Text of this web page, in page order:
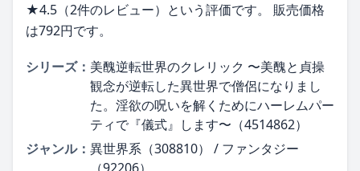
★4.5（2件のレビュー）という評価です。 販売価格
は792円です。
シリーズ： 美醜逆転世界のクレリック 〜美醜と貞操
観念が逆転した異世界で僧侶になりまし
た。淫欲の呪いを解くためにハーレムパー
ティで『儀式』します〜（4514862）
ジャンル： 異世界系（308810） / ファンタジー